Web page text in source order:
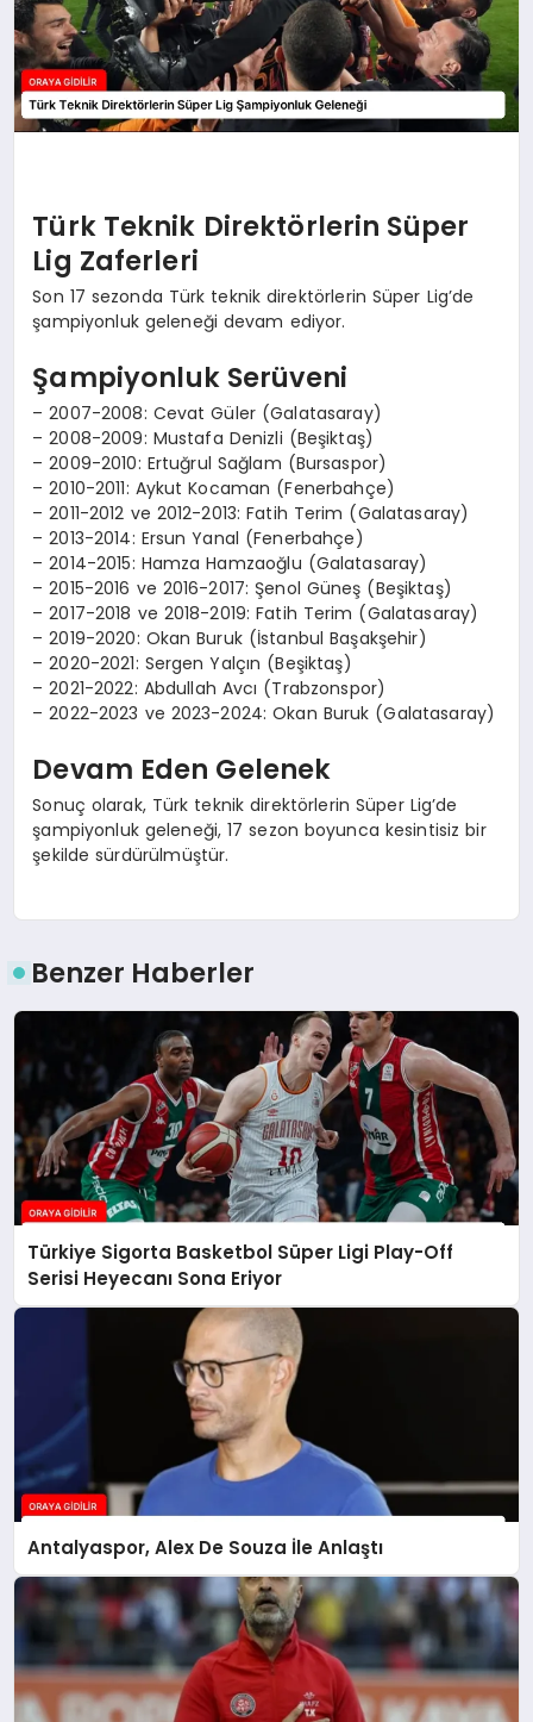
Türk Teknik Direktörlerin Süper
Lig Zaferleri
Son 17 sezonda Türk teknik direktörlerin Süper Lig’de
şampiyonluk geleneği devam ediyor.
Şampiyonluk Serüveni
– 2007-2008: Cevat Güler (Galatasaray)
– 2008-2009: Mustafa Denizli (Beşiktaş)
– 2009-2010: Ertuğrul Sağlam (Bursaspor)
– 2010-2011: Aykut Kocaman (Fenerbahçe)
– 2011-2012 ve 2012-2013: Fatih Terim (Galatasaray)
– 2013-2014: Ersun Yanal (Fenerbahçe)
– 2014-2015: Hamza Hamzaoğlu (Galatasaray)
– 2015-2016 ve 2016-2017: Şenol Güneş (Beşiktaş)
– 2017-2018 ve 2018-2019: Fatih Terim (Galatasaray)
– 2019-2020: Okan Buruk (İstanbul Başakşehir)
– 2020-2021: Sergen Yalçın (Beşiktaş)
– 2021-2022: Abdullah Avcı (Trabzonspor)
– 2022-2023 ve 2023-2024: Okan Buruk (Galatasaray)
Devam Eden Gelenek
Sonuç olarak, Türk teknik direktörlerin Süper Lig’de
şampiyonluk geleneği, 17 sezon boyunca kesintisiz bir
şekilde sürdürülmüştür.
Benzer Haberler
Türkiye Sigorta Basketbol Süper Ligi Play-Off
Serisi Heyecanı Sona Eriyor
Antalyaspor, Alex De Souza İle Anlaştı